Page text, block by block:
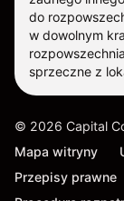
do
w dowolnym
sprzeczne z
© 2026 Capital
Mapa witryny
Przepisy prawne